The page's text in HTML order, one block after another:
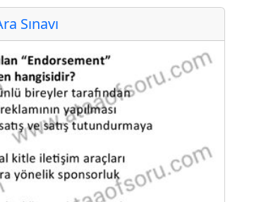
Sınavı